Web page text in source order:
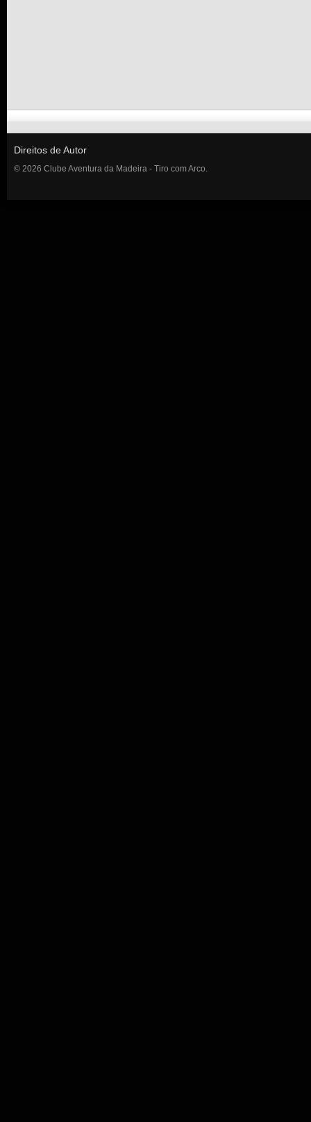
Direitos de Autor
© 2026 Clube Aventura da Madeira - Tiro com Arco.